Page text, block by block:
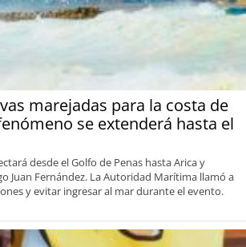
marejadas para la costa de
se extenderá hasta el
desde el Golfo de Penas hasta Arica y
Juan Fernández. La Autoridad Marítima llamó a
y evitar ingresar al mar durante el evento.